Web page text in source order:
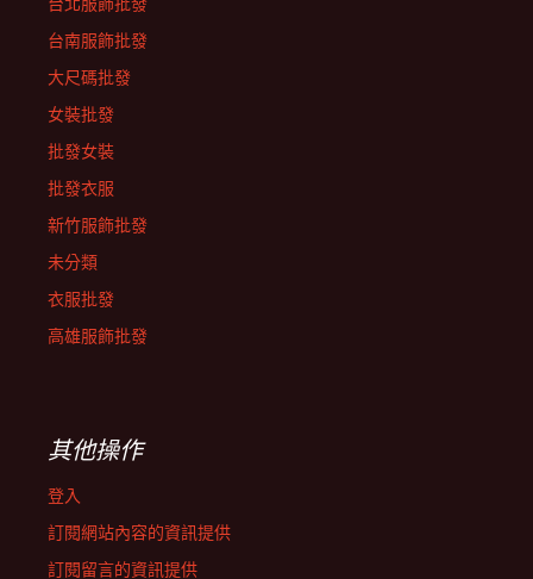
台南服飾批發
大尺碼批發
女裝批發
批發女裝
批發衣服
新竹服飾批發
未分類
衣服批發
高雄服飾批發
其他操作
登入
訂閱網站內容的資訊提供
訂閱留言的資訊提供